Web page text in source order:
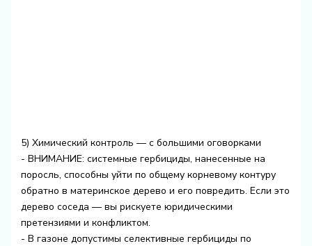
5) Химический контроль — с большими оговорками
- ВНИМАНИЕ: системные гербициды, нанесенные на
поросль, способны уйти по общему корневому контуру
обратно в материнское дерево и его повредить. Если это
дерево соседа — вы рискуете юридическими
претензиями и конфликтом.
- В газоне допустимы селективные гербициды по